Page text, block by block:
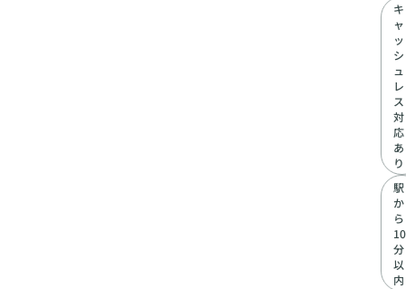
キ
ャ
ッ
シ
ュ
レ
ス
対
応
あ
り
駅
か
ら
10
分
以
内